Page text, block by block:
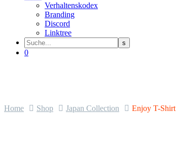
Verhaltenskodex
Branding
Discord
Linktree
0
Home Shop Japan Collection Enjoy T-Shirt